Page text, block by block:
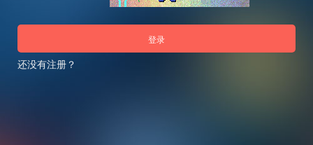
登录
还没有注册？